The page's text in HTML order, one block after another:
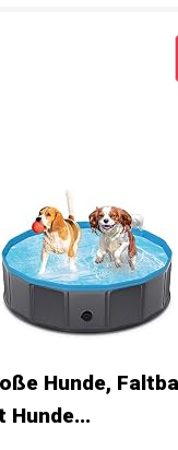
Hunde,
Hunde...